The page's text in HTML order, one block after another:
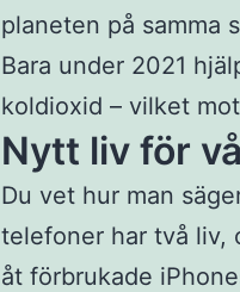
planeten på samma
Bara under 2021
koldioxid – vilket
Nytt liv för
Du vet hur man
telefoner har två liv,
åt förbrukade